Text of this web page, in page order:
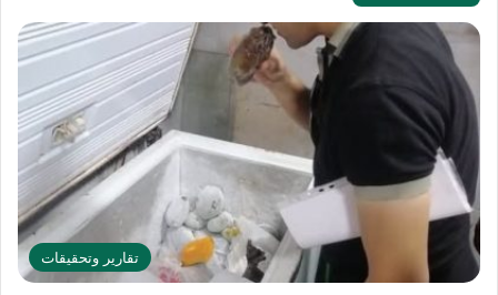
تقارير وتحقيقات